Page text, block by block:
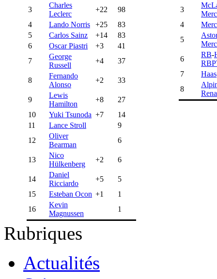
3
Charles
Leclerc
+22
98
4
Lando Norris +25
83
5
Carlos Sainz +14
83
6
Oscar Piastri +3
41
7
George
Russell
+4 37
8
Fernando
Alonso
+2 33
9
Lewis
Hamilton
+8
27
10
Yuki Tsunoda +7
14
11
Lance Stroll
9
12
Oliver
Bearman
6
13
Nico
Hülkenberg
+2 6
14
Daniel
Ricciardo
+5
5
15
Esteban Ocon +1
1
16
Kevin
Magnussen
1
3
4
5
6
RB-
7
Haas
8
Rubriques
Actualités